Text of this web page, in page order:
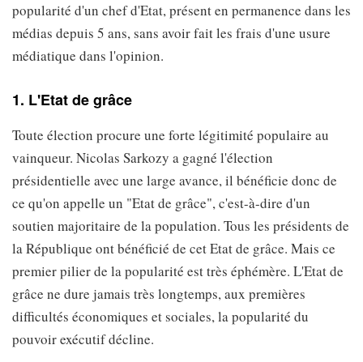
popularité d'un chef d'Etat, présent en permanence dans les
médias depuis 5 ans, sans avoir fait les frais d'une usure
médiatique dans l'opinion.
1. L'Etat de grâce
Toute élection procure une forte légitimité populaire au
vainqueur. Nicolas Sarkozy a gagné l'élection
présidentielle avec une large avance, il bénéficie donc de
ce qu'on appelle un "Etat de grâce", c'est-à-dire d'un
soutien majoritaire de la population. Tous les présidents de
la République ont bénéficié de cet Etat de grâce. Mais ce
premier pilier de la popularité est très éphémère. L'Etat de
grâce ne dure jamais très longtemps, aux premières
difficultés économiques et sociales, la popularité du
pouvoir exécutif décline.